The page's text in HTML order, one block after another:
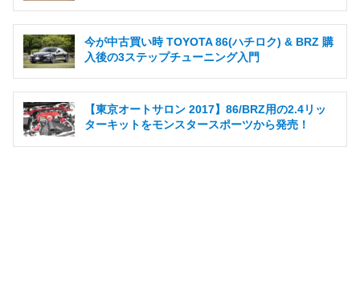
今が中古買い時 TOYOTA 86(ハチロク) & BRZ 購
入後の3ステップチューニング入門
【東京オートサロン 2017】86/BRZ用の2.4リッ
ターキットをモンスタースポーツから発売！